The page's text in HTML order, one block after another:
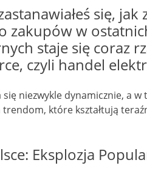
się, jak
zakupów w
staje się coraz
czyli handel
niezwykle dynamicznie, a
które kształtują
Eksplozja